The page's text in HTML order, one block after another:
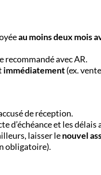
au moins deux mois
recommandé avec AR.
immédiatement(ex.
de réception.
d’échéance et les délais
laisser lenouvel
obligatoire).